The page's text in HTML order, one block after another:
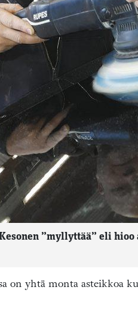
”myllyttää” eli
on yhtä monta asteikkoa